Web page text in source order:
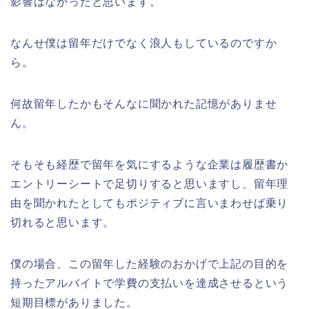
なんせ僕は留年だけでなく浪人もしているのですか
ら。
何故留年したかもそんなに聞かれた記憶がありませ
ん。
そもそも経歴で留年を気にするような企業は履歴書か
エントリーシートで足切りすると思いますし、留年理
由を聞かれたとしてもポジティブに言いまわせば乗り
切れると思います。
僕の場合、この留年した経験のおかげで上記の目的を
持ったアルバイトで学費の支払いを達成させるという
短期目標がありました。